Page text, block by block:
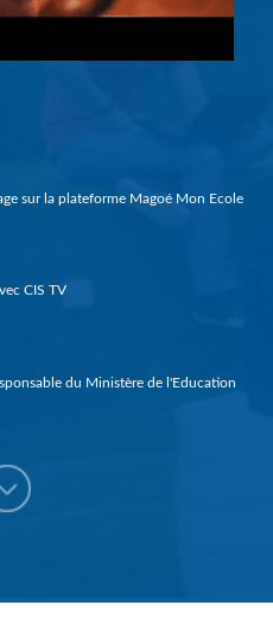
sur la plateforme Magoé Mon Ecole
CIS TV
du Ministère de l'Education
entrepreneuriat social (Guinée 2018)